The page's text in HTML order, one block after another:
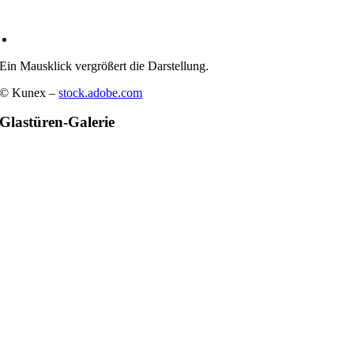
Ein Maus­klick ver­grö­ßert die Darstellung.
© Kunex –stock.adobe.com
Glas­tü­ren-Gale­rie